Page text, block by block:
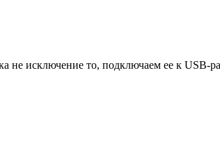
не исключение то, подключаем ее к USB-